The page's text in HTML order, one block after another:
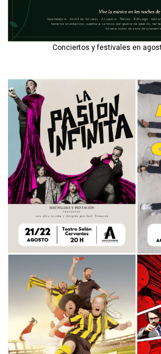
Conciertos y festivales en